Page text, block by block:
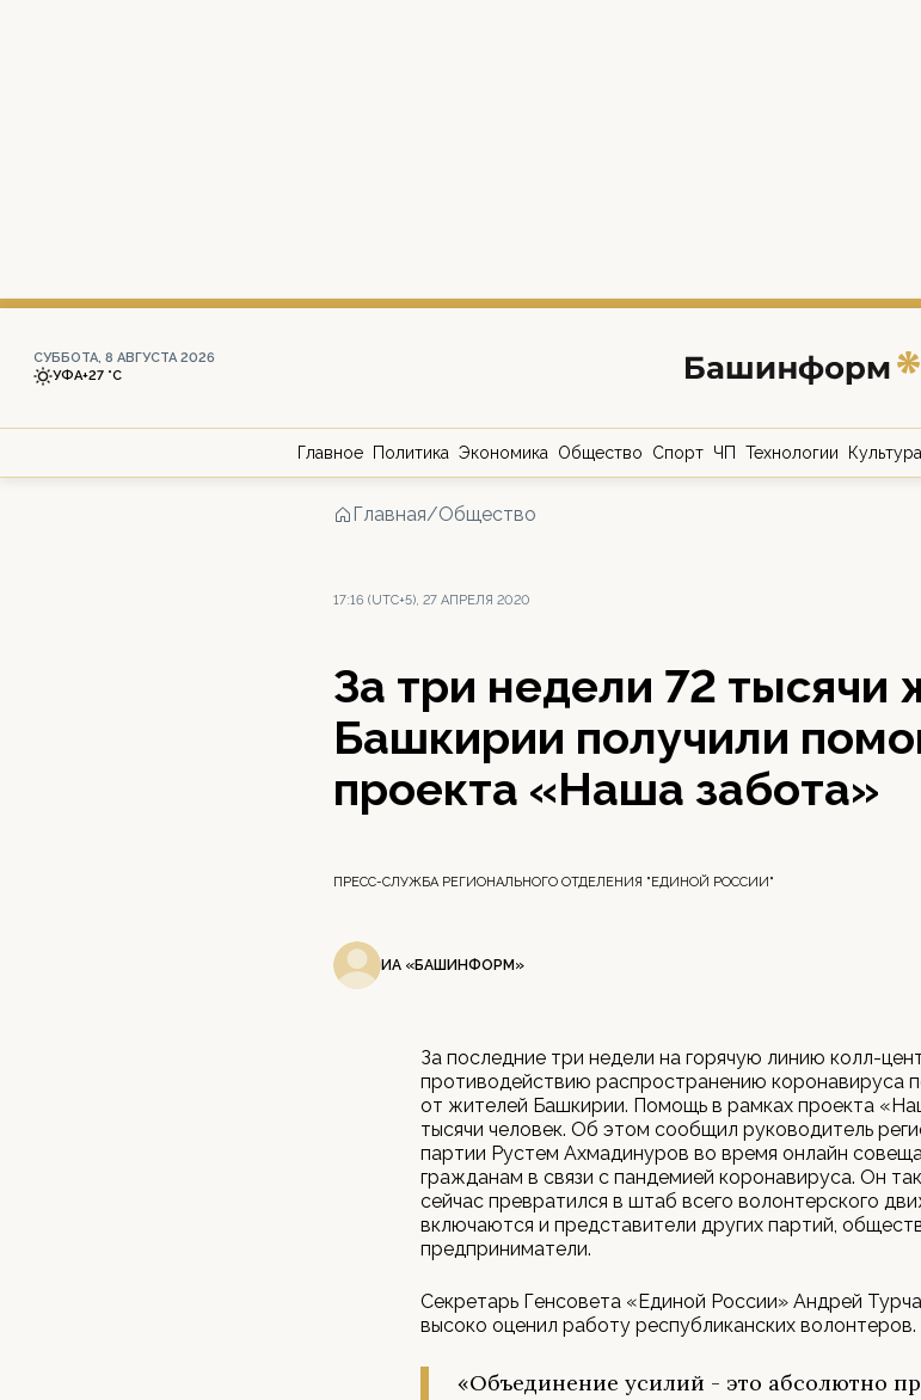
СУББОТА, 8 АВГУСТА 2026
УФА+27 °С
Главное Политика Экономика Общество Спорт ЧП Технологии Культура
Главная/Общество
17:16 (UTC+5), 27 АПРЕЛЯ 2020
За три недели 72 тысячи
Башкирии получили
проекта «Наша забота»
ПРЕСС-СЛУЖБА РЕГИОНАЛЬНОГО ОТДЕЛЕНИЯ "ЕДИНОЙ РОССИИ"
ИА «БАШИНФОРМ»
За последние три недели на горячую линию колл-
противодействию распространению коронавируса
от жителей Башкирии. Помощь в рамках проекта
тысячи человек. Об этом сообщил руководитель
партии Рустем Ахмадинуров во время онлайн
гражданам в связи с пандемией коронавируса. Он
сейчас превратился в штаб всего волонтерского
включаются и представители других партий,
предприниматели.
Секретарь Генсовета «Единой России» Андрей
высоко оценил работу республиканских волонтеров.
«Объединение усилий - это абсолютно